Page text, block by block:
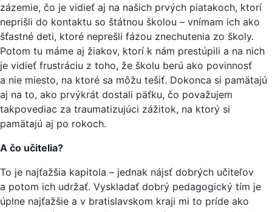
zázemie, čo je vidieť aj na našich prvých piatakoch, ktorí
neprišli do kontaktu so štátnou školou – vnímam ich ako
šťastné deti, ktoré neprešli fázou znechutenia zo školy.
Potom tu máme aj žiakov, ktorí k nám prestúpili a na nich
je vidieť frustráciu z toho, že školu berú ako povinnosť
a nie miesto, na ktoré sa môžu tešiť. Dokonca si pamätajú
aj na to, ako prvýkrát dostali päťku, čo považujem
takpovediac za traumatizujúci zážitok, na ktorý si
pamätajú aj po rokoch.
A čo učitelia?
To je najťažšia kapitola – jednak nájsť dobrých učiteľov
a potom ich udržať. Vyskladať dobrý pedagogický tím je
úplne najťažšie a v bratislavskom kraji mi to príde ako